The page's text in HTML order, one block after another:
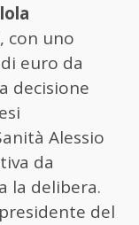
, con uno
euro da
decisione
Alessio
da
la delibera.
del